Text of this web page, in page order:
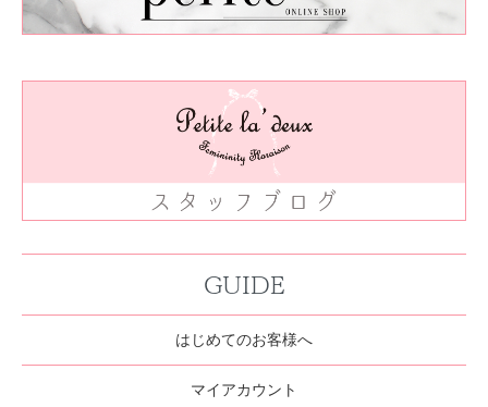
GUIDE
はじめてのお客様へ
マイアカウント